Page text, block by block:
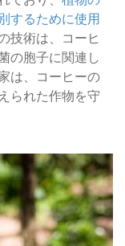
するために使用
技術は、コーヒ
の胞子に関連し
は、コーヒーの
られた作物を守